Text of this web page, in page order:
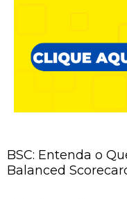
BSC: Entenda o
Balanced